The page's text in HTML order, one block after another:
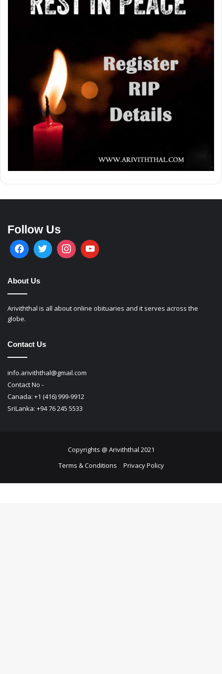
Follow Us
About Us
Ariviththal is all about online obituaries and it serves across the
globe.
Contact Us
info.ariviththal@gmail.com
Contact No -
Canada: +1 (416) 999-9912
SriLanka: +94 76 245 5533
Copyrights @ Ariviththal 2021
Terms & Conditions
Privacy Policy